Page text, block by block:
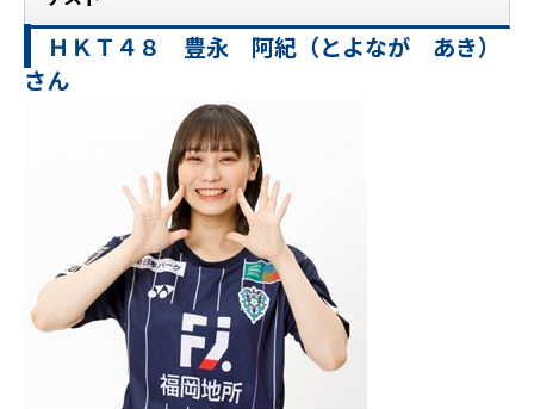
ＨＫＴ４８ 豊永 阿紀（とよなが あき）
さん